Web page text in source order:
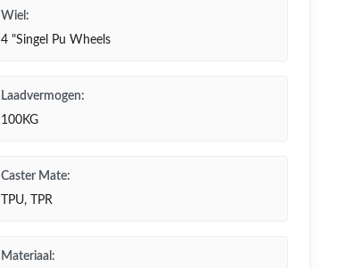
Wiel:
4 "Singel Pu Wheels
Laadvermogen:
100KG
Caster Mate:
TPU, TPR
Materiaal: